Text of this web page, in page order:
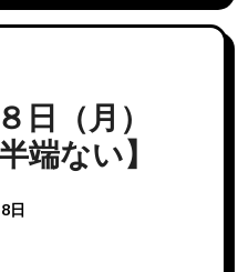
日（月）
端ない】
日